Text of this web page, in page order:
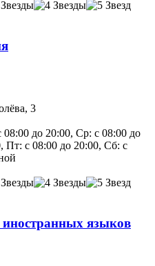
3
до 20:00, Ср: с 08:00 до
Пт: с 08:00 до 20:00, Сб: с
языков